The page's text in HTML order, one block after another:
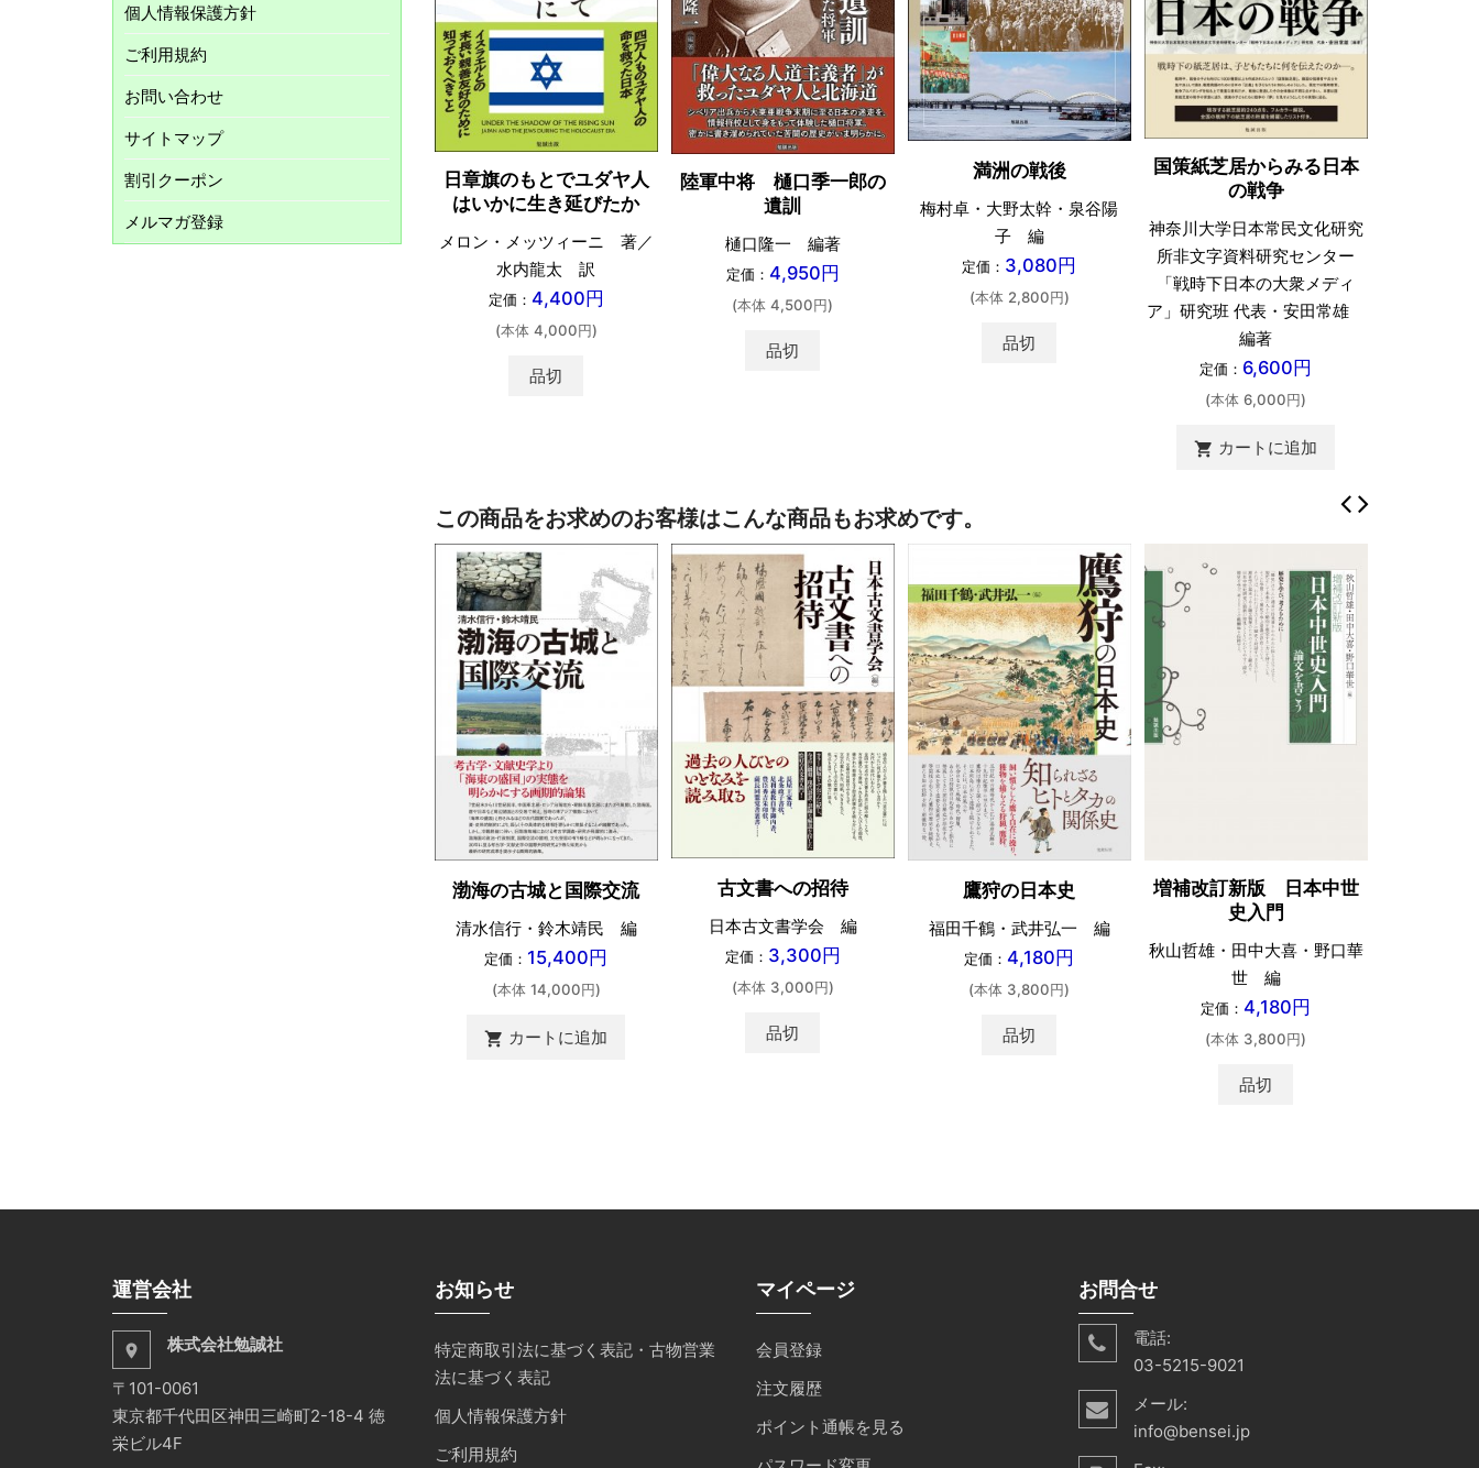
日章旗のもとでユダヤ人
はいかに生き延びたか
メロン・メッツィーニ 著／
水内龍太 訳
定価： 4,400円
(本体 4,000円)
品切
陸軍中将 樋口季一郎の
遺訓
樋口隆一 編著
定価： 4,950円
(本体 4,500円)
品切
満洲の戦後
梅村卓・大野太幹・泉谷陽
子 編
定価： 3,080円
(本体 2,800円)
品切
国策紙芝居からみる日本
の戦争
神奈川大学日本常民文化研究
所非文字資料研究センター
「戦時下日本の大衆メディ
ア」研究班 代表・安田常雄
編著
定価： 6,600円
(本体 6,000円)
shopping_cart カートに追加
この商品をお求めのお客様はこんな商品もお求めです。
渤海の古城と国際交流
清水信行・鈴木靖民 編
定価： 15,400円
(本体 14,000円)
shopping_cart カートに追加
古文書への招待
日本古文書学会 編
定価： 3,300円
(本体 3,000円)
品切
鷹狩の日本史
福田千鶴・武井弘一 編
定価： 4,180円
(本体 3,800円)
品切
増補改訂新版 日本中世
史入門
秋山哲雄・田中大喜・野口華
世 編
定価： 4,180円
(本体 3,800円)
品切
個人情報保護方針
ご利用規約
お問い合わせ
サイトマップ
割引クーポン
メルマガ登録
運営会社
place 株式会社勉誠社
〒101-0061
東京都千代田区神田三崎町2-18-4 徳
栄ビル4F
お知らせ
特定商取引法に基づく表記・古物営業
法に基づく表記
個人情報保護方針
ご利用規約
マイページ
会員登録
注文履歴
ポイント通帳を見る
お問合せ
電話:
03-5215-9021
メール:
info@bensei.jp